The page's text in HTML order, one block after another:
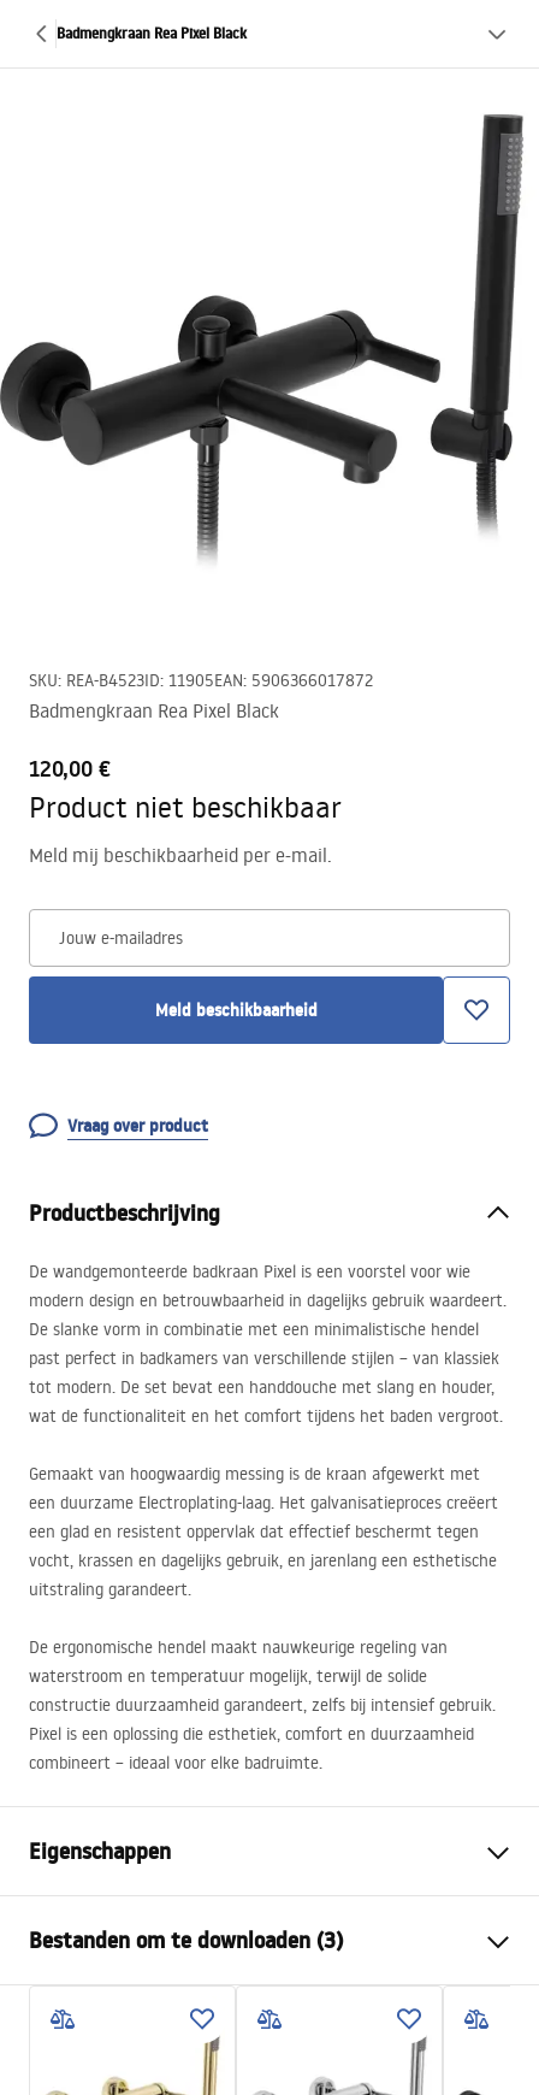
Badmengkraan Rea Pixel Black
SKU: REA-B4523ID: 11905EAN: 5906366017872
Badmengkraan Rea Pixel Black
120,00 €
Product niet beschikbaar
Meld mij beschikbaarheid per e-mail.
Jouw e-mailadres
Meld beschikbaarheid
Vraag over product
Productbeschrijving
De wandgemonteerde badkraan Pixel is een voorstel voor wie
modern design en betrouwbaarheid in dagelijks gebruik waardeert.
De slanke vorm in combinatie met een minimalistische hendel
past perfect in badkamers van verschillende stijlen – van klassiek
tot modern. De set bevat een handdouche met slang en houder,
wat de functionaliteit en het comfort tijdens het baden vergroot.
Gemaakt van hoogwaardig messing is de kraan afgewerkt met
een duurzame Electroplating-laag. Het galvanisatieproces creëert
een glad en resistent oppervlak dat effectief beschermt tegen
vocht, krassen en dagelijks gebruik, en jarenlang een esthetische
uitstraling garandeert.
De ergonomische hendel maakt nauwkeurige regeling van
waterstroom en temperatuur mogelijk, terwijl de solide
constructie duurzaamheid garandeert, zelfs bij intensief gebruik.
Pixel is een oplossing die esthetiek, comfort en duurzaamheid
combineert – ideaal voor elke badruimte.
Eigenschappen
Montagewijze
Wandmontage
Kleur
Zwart
Type uitloop
Vast
Bestanden om te downloaden (3)
Montagehandleiding